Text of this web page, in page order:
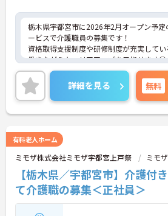
栃木県宇都宮市に2026年2月オープン予定
ービスで介護職員の募集です！
資格取得支援制度や研修制度が充実してい
働きながらキャリアアップを目指せます◎
また、社会保険完備で各種手当も充実し
め、安心して働きやすい環境が整ってい
ご興味ある方は面接ポイントをお伝えしま
お気軽にご連絡ください。
詳細を見る 無料
有料老人ホーム
ミモザ株式会社ミモザ宇都宮上戸祭 ミモ
【栃木県／宇都宮市】介護付
て介護職の募集＜正社員＞